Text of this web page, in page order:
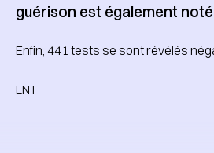
guérison est également
Enfin, 441 tests se sont révélés
LNT